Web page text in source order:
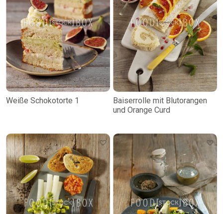
Weiße Schokotorte 1
Baiserrolle mit Blutorangen
und Orange Curd